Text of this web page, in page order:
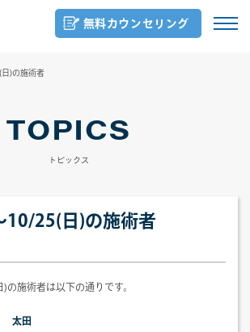
無料カウンセリング
)の施術者
TOPICS
トピックス
10/25(日)の施術者
施術者は以下の通りです。
太田